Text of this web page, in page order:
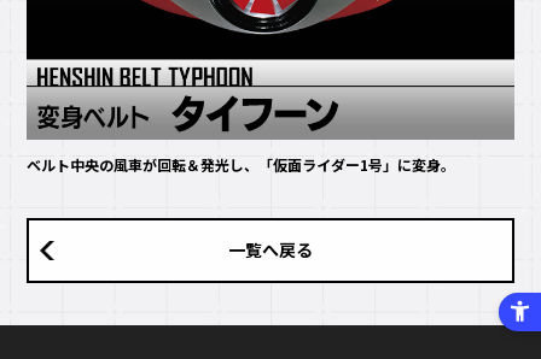
ベルト中央の風車が回転＆発光し、「仮面ライダー1号」に変身。
一覧へ戻る